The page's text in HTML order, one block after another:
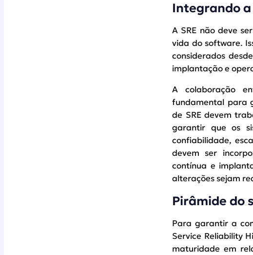
Integrando a
A SRE não deve
vida do software.
considerados
implantação e
A colaboração
fundamental para
de SRE devem
garantir que os
confiabilidade,
devem ser
contínua e
alterações sejam
Pirâmide do
Para garantir a
Service Reliability
maturidade em